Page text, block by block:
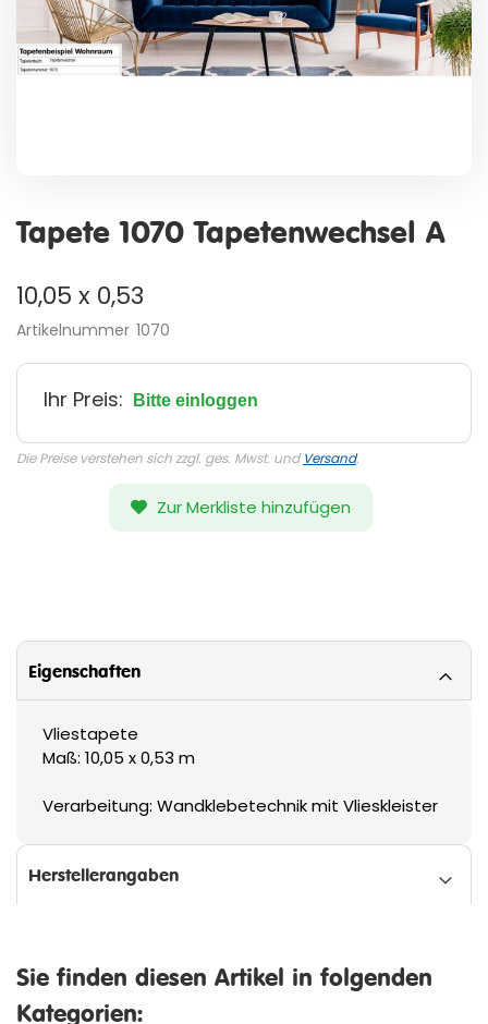
der
Bildergalerie
Tapete 1070 Tapetenwechsel A
10,05 x 0,53
Artikelnummer 1070
Ihr Preis: Bitte einloggen
Die Preise verstehen sich zzgl. ges. Mwst. und Versand.
Zur Merkliste hinzufügen
Eigenschaften
Vliestapete
Maß: 10,05 x 0,53 m
Verarbeitung: Wandklebetechnik mit Vlieskleister
Herstellerangaben
Sie finden diesen Artikel in folgenden
Kategorien: